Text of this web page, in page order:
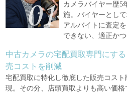
カメラバイヤー歴5
施。バイヤーとし
アルバイトに査定
できない、適正か
中古カメラの宅配買取専門にす
売コストを削減
宅配買取に特化し徹底した販売コスト
現。その分、店頭買取よりも高い価格